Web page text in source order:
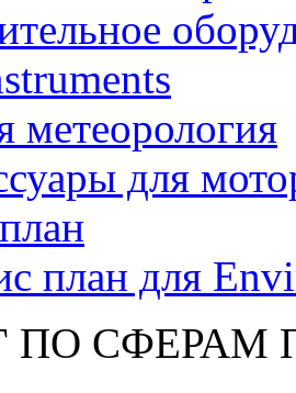
метеорология
для
план для
ПО СФЕРАМ